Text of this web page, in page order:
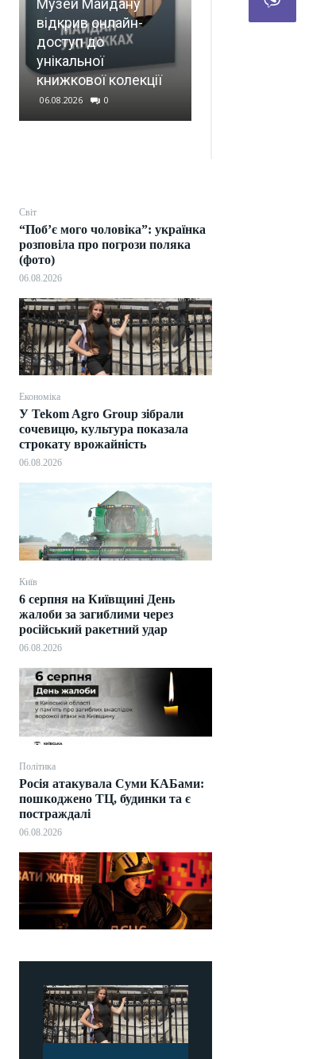
Музей Майдану
відкрив онлайн-
доступ до
унікальної
книжкової колекції
06.08.2026 0
У Грузії сталося
Світ
“Побʼє мого чоловіка”: українка
розповіла про погрози поляка
(фото)
06.08.2026
Економіка
У Tekom Agro Group зібрали
сочевицю, культура показала
строкату врожайність
06.08.2026
Київ
6 серпня на Київщині День
жалоби за загиблими через
російський ракетний удар
06.08.2026
Політика
Росія атакувала Суми КАБами:
пошкоджено ТЦ, будинки та є
постраждалі
06.08.2026